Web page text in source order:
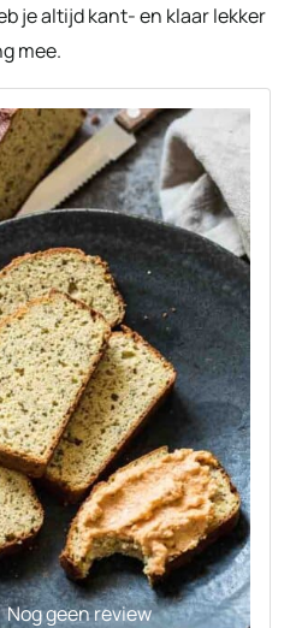
je altijd kant- en klaar lekker
mee.
Nog geen review